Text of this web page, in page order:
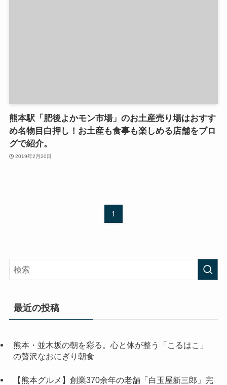
熊本駅「肥後よかモン市場」のお土産売り場はおすす
め名物目白押し！お土産も食事も楽しめる店舗をブロ
グで紹介。
2019年2月20日
1
最近の投稿
熊本・並木坂の朝を彩る。心と体が整う「こるはこ」
の贅沢なおにぎり朝食
【熊本グルメ】創業370余年の老舗「白玉屋新三郎」完